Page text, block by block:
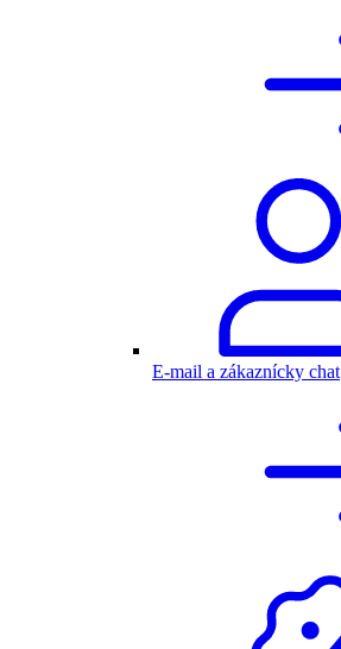
E-mail a zákaznícky chat